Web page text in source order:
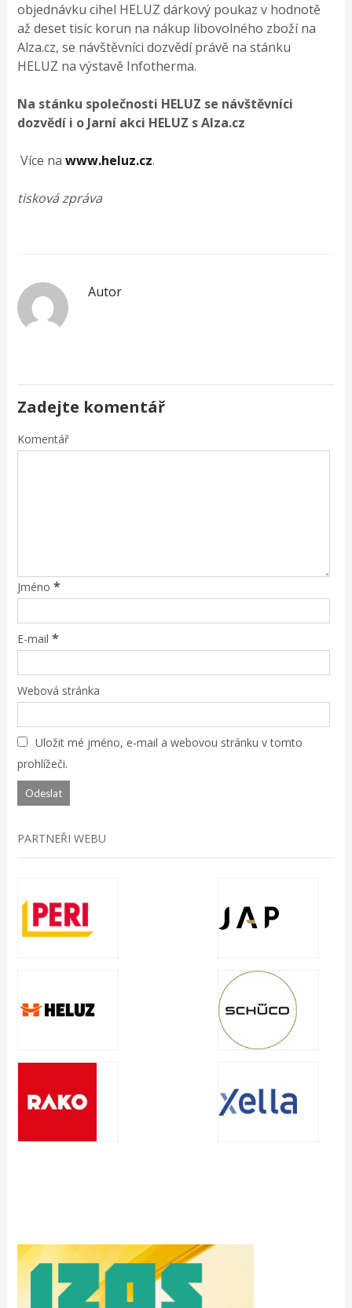
objednávku cihel HELUZ dárkový poukaz v hodnotě
až deset tisíc korun na nákup libovolného zboží na
Alza.cz, se návštěvníci dozvědí právě na stánku
HELUZ na výstavě Infotherma.
Na stánku společnosti HELUZ se návštěvníci
dozvědí i o Jarní akci HELUZ s Alza.cz
Více nawww.heluz.cz.
tisková zpráva
Autor
Zadejte komentář
Komentář
Jméno *
E-mail *
Webová stránka
Uložit mé jméno, e-mail a webovou stránku v tomto
prohlížeči.
PARTNEŘI WEBU